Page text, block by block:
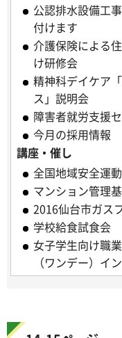
公認排水設備工
付けます
介護保険による
け研修会
精神科デイケア
ス」説明会
障害者就労支援
今月の採用情報
講座・催し
全国地域安全運
マンション管理
2016仙台市ガス
学校給食試食会
女子学生向け職
（ワンデー）イ